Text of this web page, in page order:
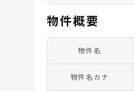
物件概要
物件名
物件名カナ